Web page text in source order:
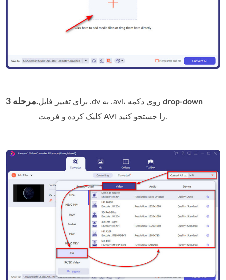
مرحله 3. برای تغییر فایل .dv به .avi، روی دکمهdrop-down
کلیک کرده و فرمت AVI را جستجو کنید.